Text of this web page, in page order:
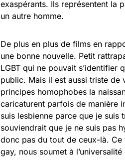
exaspérants. Ils représentent la
un autre homme.
De plus en plus de films en
une bonne nouvelle. Petit
LGBT qui ne pouvait s’identifier
public. Mais il est aussi triste de
principes homophobes la
caricaturent parfois de manière
suis lesbienne parce que je suis
souviendrait que je ne suis pas
donc pas du tout de ceux-là.
gay, nous soumet à l’universalité